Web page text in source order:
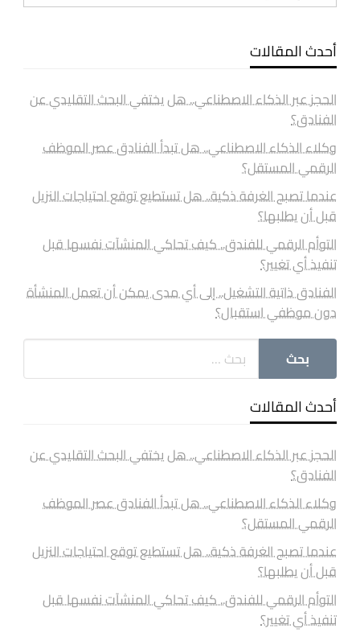
أحدث المقالات
الحجز عبر الذكاء الاصطناعي.. هل يختفي البحث التقليدي عن
الفنادق؟
وكلاء الذكاء الاصطناعي.. هل تبدأ الفنادق عصر الموظف
الرقمي المستقل؟
عندما تصبح الغرفة ذكية.. هل تستطيع توقع احتياجات النزيل
قبل أن يطلبها؟
التوأم الرقمي للفندق.. كيف تحاكي المنشآت نفسها قبل
تنفيذ أي تغيير؟
الفنادق ذاتية التشغيل.. إلى أي مدى يمكن أن تعمل المنشأة
دون موظفي استقبال؟
أحدث المقالات
الحجز عبر الذكاء الاصطناعي.. هل يختفي البحث التقليدي عن
الفنادق؟
وكلاء الذكاء الاصطناعي.. هل تبدأ الفنادق عصر الموظف
الرقمي المستقل؟
عندما تصبح الغرفة ذكية.. هل تستطيع توقع احتياجات النزيل
قبل أن يطلبها؟
التوأم الرقمي للفندق.. كيف تحاكي المنشآت نفسها قبل
تنفيذ أي تغيير؟